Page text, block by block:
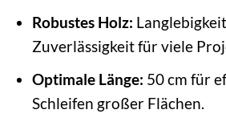
Robustes Holz:
Zuverlässigkeit für viele
Optimale Länge: 50 cm für
Schleifen großer Flächen.